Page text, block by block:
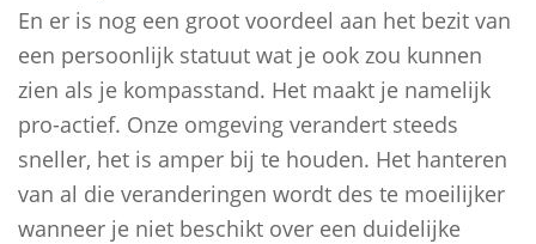
En er is nog een groot voordeel aan het bezit van
een persoonlijk statuut wat je ook zou kunnen
zien als je kompasstand. Het maakt je namelijk
pro-actief. Onze omgeving verandert steeds
sneller, het is amper bij te houden. Het hanteren
van al die veranderingen wordt des te moeilijker
wanneer je niet beschikt over een duidelijke